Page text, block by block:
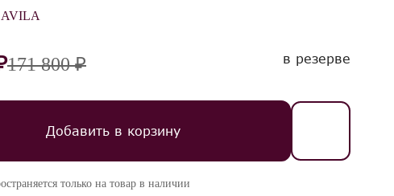
AVILA
171 800 ₽ в резерве
Добавить в корзину
только на товар в наличии